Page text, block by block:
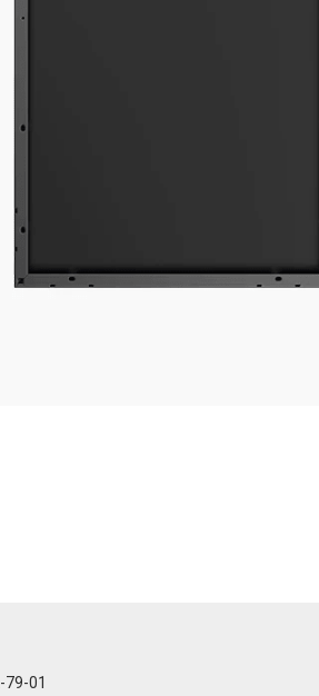
79-01